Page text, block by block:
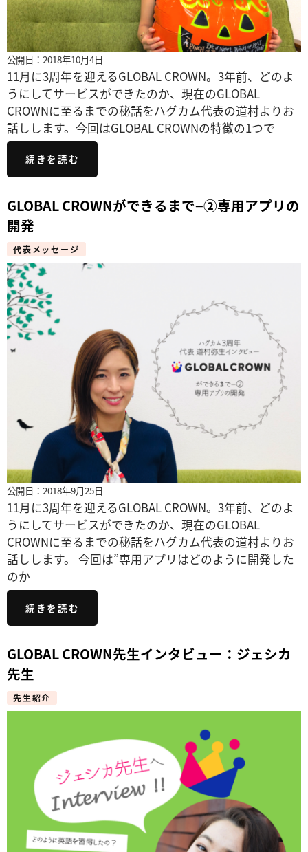
公開日：2018年10月4日
11月に3周年を迎えるGLOBAL CROWN。3年前、どのよ
うにしてサービスができたのか、現在のGLOBAL
CROWNに至るまでの秘話をハグカム代表の道村よりお
話しします。今回はGLOBAL CROWNの特徴の1つで
続きを読む
GLOBAL CROWNができるまで−②専用アプリの
開発
代表メッセージ
公開日：2018年9月25日
11月に3周年を迎えるGLOBAL CROWN。3年前、どのよ
うにしてサービスができたのか、現在のGLOBAL
CROWNに至るまでの秘話をハグカム代表の道村よりお
話しします。 今回は”専用アプリはどのように開発した
のか
続きを読む
GLOBAL CROWN先生インタビュー：ジェシカ
先生
先生紹介